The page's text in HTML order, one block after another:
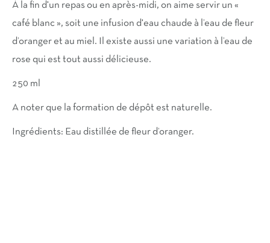
À la fin d'un repas ou en après-midi, on aime servir un «
café blanc », soit une infusion d'eau chaude à l’eau de fleur
d’oranger et au miel. Il existe aussi une variation à l’eau de
rose qui est tout aussi délicieuse.
250 ml
A noter que la formation de dépôt est naturelle.
Ingrédients: Eau distillée de fleur d’oranger.